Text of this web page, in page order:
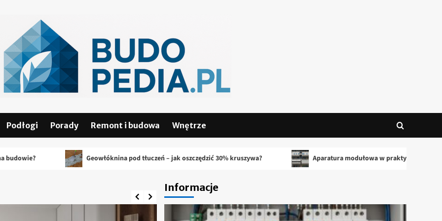
Podłogi Porady Remont i budowa Wnętrze
Geowłóknina pod tłuczeń – jak oszczędzić 30% kruszywa? Aparatura modułowa w praktyce – przewodnik dla instalatorów
Informacje